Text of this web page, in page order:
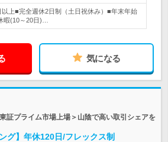
上■完全週休2日制（土日祝休み）■年末年始
暇(10～20日)…
気になる
証プライム市場上場＞山陰で高い取引シェアを
グ】年休120日/フレックス制